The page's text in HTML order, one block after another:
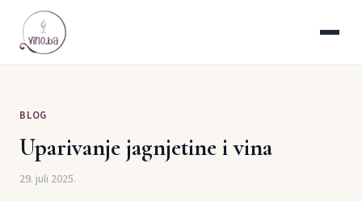
BLOG
Uparivanje jagnjetine i vina
29. juli 2025.